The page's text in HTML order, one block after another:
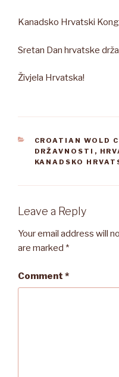
Kanadsko Hrvatski
Sretan Dan hrvatske
Živjela Hrvatska!
CATEGORIES
CROATIAN WOLD
DRŽAVNOSTI ,
KANADSKO
Leave a Reply
Your email address will
are marked *
Comment *